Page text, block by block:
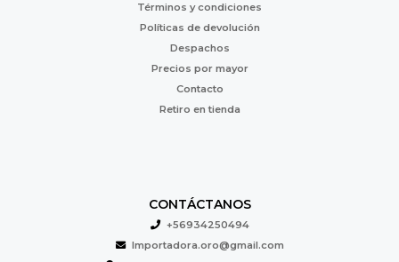
Términos y condiciones
Políticas de devolución
Despachos
Precios por mayor
Contacto
Retiro en tienda
CONTÁCTANOS
+56934250494
Importadora.oro@gmail.com